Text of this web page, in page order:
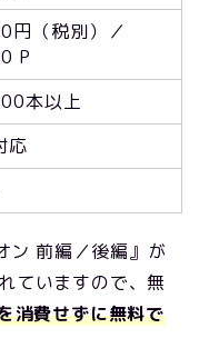
円（税別）／
P
本以上
応
ン 前編／後編』が
ていますので、無
消費せずに無料で